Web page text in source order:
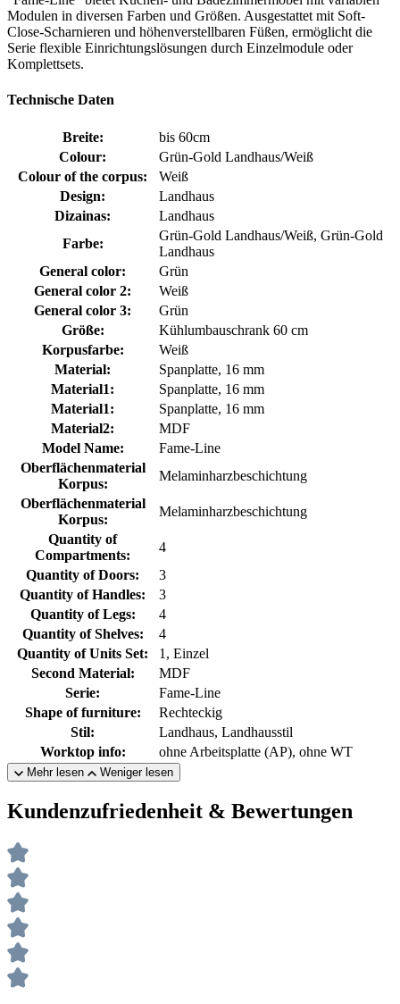
Modulen in diversen Farben und Größen. Ausgestattet mit Soft-
Close-Scharnieren und höhenverstellbaren Füßen, ermöglicht die
Serie flexible Einrichtungslösungen durch Einzelmodule oder
Komplettsets.
Technische Daten
Breite:
bis 60cm
Colour:
Grün-Gold Landhaus/Weiß
Colour of the corpus:
Weiß
Design:
Landhaus
Dizainas:
Landhaus
Farbe:
Grün-Gold Landhaus/Weiß, Grün-Gold
Landhaus
General color:
Grün
General color 2:
Weiß
General color 3:
Grün
Größe:
Kühlumbauschrank 60 cm
Korpusfarbe:
Weiß
Material:
Spanplatte, 16 mm
Material1:
Spanplatte, 16 mm
Material1:
Spanplatte, 16 mm
Material2:
MDF
Model Name:
Fame-Line
Oberflächenmaterial
Korpus:
Melaminharzbeschichtung
Oberflächenmaterial
Korpus:
Melaminharzbeschichtung
Quantity of
Compartments:
4
Quantity of Doors:
3
Quantity of Handles:
3
Quantity of Legs:
4
Quantity of Shelves:
4
Quantity of Units Set:
1, Einzel
Second Material:
MDF
Serie:
Fame-Line
Shape of furniture:
Rechteckig
Stil:
Landhaus, Landhausstil
Worktop info:
ohne Arbeitsplatte (AP), ohne WT
Mehr lesen Weniger lesen
Kundenzufriedenheit & Bewertungen